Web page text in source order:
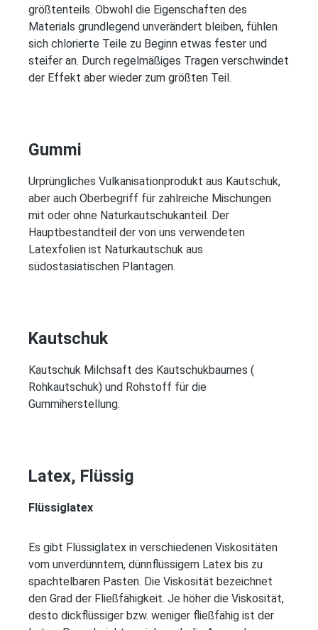
größtenteils. Obwohl die Eigenschaften des
Materials grundlegend unverändert bleiben, fühlen
sich chlorierte Teile zu Beginn etwas fester und
steifer an. Durch regelmäßiges Tragen verschwindet
der Effekt aber wieder zum größten Teil.
Gummi
Urprüngliches Vulkanisationprodukt aus Kautschuk,
aber auch Oberbegriff für zahlreiche Mischungen
mit oder ohne Naturkautschukanteil. Der
Hauptbestandteil der von uns verwendeten
Latexfolien ist Naturkautschuk aus
südostasiatischen Plantagen.
Kautschuk
Kautschuk Milchsaft des Kautschukbaumes (
Rohkautschuk) und Rohstoff für die
Gummiherstellung.
Latex, Flüssig
Flüssiglatex
Es gibt Flüssiglatex in verschiedenen Viskositäten
vom unverdünntem, dünnflüssigem Latex bis zu
spachtelbaren Pasten. Die Viskosität bezeichnet
den Grad der Fließfähigkeit. Je höher die Viskosität,
desto dickflüssiger bzw. weniger fließfähig ist der